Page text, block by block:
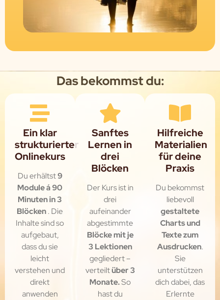
Das bekommst du:
Ein klar
strukturierter
Onlinekurs
Du erhältst9
Module á 90
Minuten in 3
Blöcken. Die
Inhalte sind so
aufgebaut,
dass du sie
leicht
verstehen und
direkt
anwenden
Sanftes
Lernen in
drei
Blöcken
Der Kurs ist in
drei
aufeinander
abgestimmte
Blöcke mit je
3 Lektionen
gegliedert –
verteiltüber 3
Monate.So
hast du
Hilfreiche
Materialien
für deine
Praxis
Du bekommst
liebevoll
gestaltete
Charts und
Texte zum
Ausdrucken.
Sie
unterstützen
dich dabei, das
Erlernte